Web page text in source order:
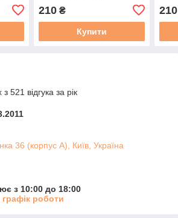
210₴
Купити
210
521 відгука за рік
36 (корпус А), Київ, Україна
з 10:00 до 18:00
роботи